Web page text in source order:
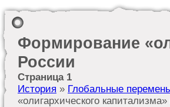
Формирование
России
Страница 1
История » Глобальные
«олигархического